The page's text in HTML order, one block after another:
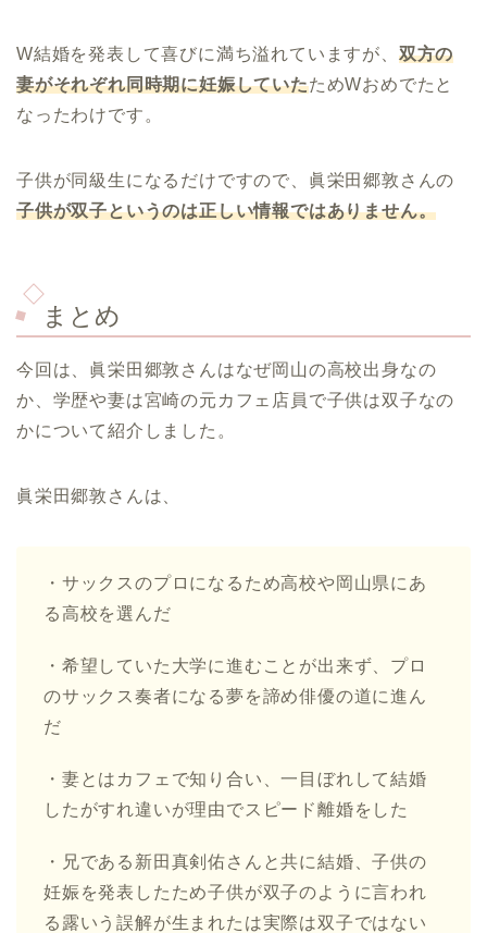
W結婚を発表して喜びに満ち溢れていますが、 双方の
妻がそれぞれ同時期に妊娠していたためWおめでたと
なったわけです。
子供が同級生になるだけですので、眞栄田郷敦さんの
子供が双子というのは正しい情報ではありません。
まとめ
今回は、眞栄田郷敦さんはなぜ岡山の高校出身なの
か、学歴や妻は宮崎の元カフェ店員で子供は双子なの
かについて紹介しました。
眞栄田郷敦さんは、
・サックスのプロになるため高校や岡山県にあ
る高校を選んだ
・希望していた大学に進むことが出来ず、プロ
のサックス奏者になる夢を諦め俳優の道に進ん
だ
・妻とはカフェで知り合い、一目ぼれして結婚
したがすれ違いが理由でスピード離婚をした
・兄である新田真剣佑さんと共に結婚、子供の
妊娠を発表したため子供が双子のように言われ
る露いう誤解が生まれたは実際は双子ではない